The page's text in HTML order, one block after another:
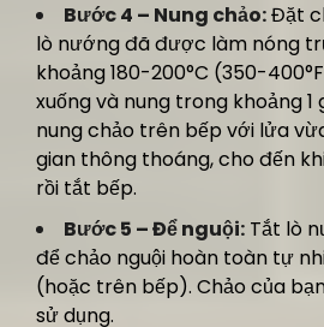
Bước 4 – Nung chảo:Đặt
lò nướng đã được làm nóng
khoảng 180-200°C (350-
xuống và nung trong khoảng 1
nung chảo trên bếp với lửa
gian thông thoáng, cho đến
rồi tắt bếp.
Bước 5 – Để nguội: Tắt lò
để chảo nguội hoàn toàn tự
(hoặc trên bếp). Chảo của
sử dụng.